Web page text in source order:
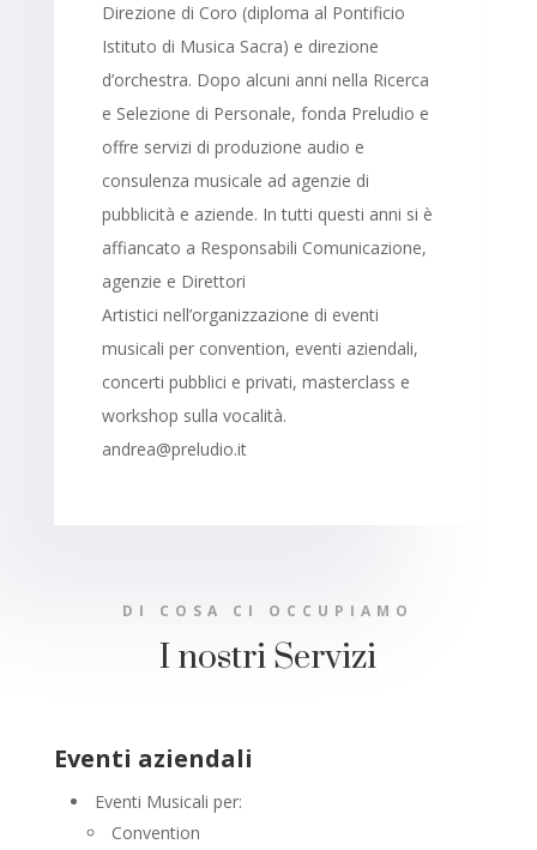
Direzione di Coro (diploma al Pontificio
Istituto di Musica Sacra) e direzione
d’orchestra. Dopo alcuni anni nella Ricerca
e Selezione di Personale, fonda Preludio e
offre servizi di produzione audio e
consulenza musicale ad agenzie di
pubblicità e aziende. In tutti questi anni si è
affiancato a Responsabili Comunicazione,
agenzie e Direttori
Artistici nell’organizzazione di eventi
musicali per convention, eventi aziendali,
concerti pubblici e privati, masterclass e
workshop sulla vocalità.
andrea@preludio.it
DI COSA CI OCCUPIAMO
I nostri Servizi
Eventi aziendali
Eventi Musicali per:
Convention